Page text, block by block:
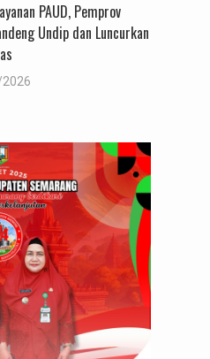
PAUD, Pemprov
Undip dan Luncurkan